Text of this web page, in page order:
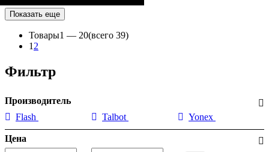
Показать еще
Товары1 — 20(всего 39)
1 2
Фильтр
Производитель
Flash
Talbot Yonex
Цена